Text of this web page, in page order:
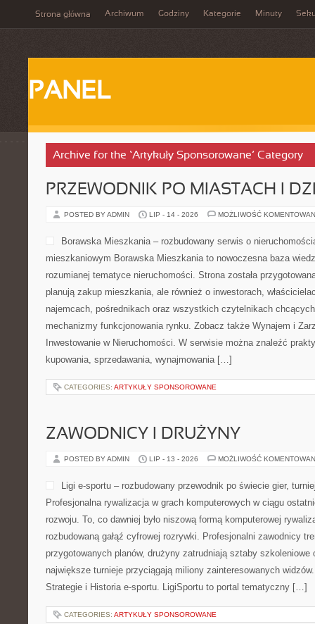
Strona główna Archiwum Godziny Kategorie Minuty
PANEL
Archive for the ‘Artykuły Sponsorowane’ Category
PRZEWODNIK PO MIASTACH I
POSTED BY ADMIN LIP - 14 - 2026 MOŻLIWOŚĆ
Borawska Mieszkania – rozbudowany serwis o
mieszkaniowym Borawska Mieszkania to nowoczesna baza
rozumianej tematyce nieruchomości. Strona została
planują zakup mieszkania, ale również o inwestorach,
najemcach, pośrednikach oraz wszystkich czytelnikach
mechanizmy funkcjonowania rynku. Zobacz także Wynajem i
Inwestowanie w Nieruchomości. W serwisie można znaleźć
kupowania, sprzedawania, wynajmowania […]
CATEGORIES: ARTYKUŁY SPONSOROWANE
ZAWODNICY I DRUŻYNY
POSTED BY ADMIN LIP - 13 - 2026 MOŻLIWOŚĆ
Ligi e-sportu – rozbudowany przewodnik po świecie gier,
Profesjonalna rywalizacja w grach komputerowych w ciągu
rozwoju. To, co dawniej było niszową formą komputerowej
rozbudowaną gałąź cyfrowej rozrywki. Profesjonalni zawodnicy
przygotowanych planów, drużyny zatrudniają sztaby szkoleniowe
największe turnieje przyciągają miliony zainteresowanych
Strategie i Historia e-sportu. LigiSportu to portal tematyczny […]
CATEGORIES: ARTYKUŁY SPONSOROWANE